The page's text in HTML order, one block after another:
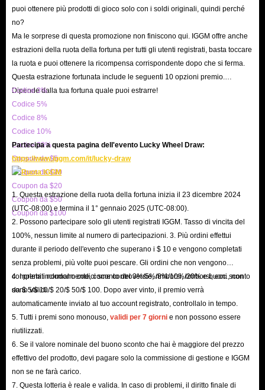
puoi ottenere più prodotti di gioco solo con i soldi originali, quindi perché
no?
Ma le sorprese di questa promozione non finiscono qui. IGGM offre anche
estrazioni della ruota della fortuna per tutti gli utenti registrati, basta toccare
la ruota e puoi ottenere la ricompensa corrispondente dopo che si ferma.
Questa estrazione fortunata include le seguenti 10 opzioni premio.
Dipende dalla tua fortuna quale puoi estrarre!
Codice 3%
Codice 5%
Codice 8%
Codice 10%
Codice 20%
Coupon da $5
Coupon da $10
Coupon da $20
Coupon da $50
Coupon da $100
Partecipa a questa pagina dell'evento Lucky Wheel Draw:
https://www.iggm.com/it/lucky-draw
1. Questa estrazione della ruota della fortuna inizia il 23 dicembre 2024
(UTC-08:00) e termina il 1° gennaio 2025 (UTC-08:00).
2. Possono partecipare solo gli utenti registrati IGGM. Tasso di vincita del
100%, nessun limite al numero di partecipazioni. 3. Più ordini effettui
durante il periodo dell'evento che superano i $ 10 e vengono completati
senza problemi, più volte puoi pescare. Gli ordini che non vengono
completati normalmente, come controversie, rimborsi, rimborsi, ecc., non
sono validi.
4. I premi includono codici sconto del 3%/5%/8%/10%/20% e buoni sconto
da $ 5/$ 10/$ 20/$ 50/$ 100. Dopo aver vinto, il premio verrà
automaticamente inviato al tuo account registrato, controllalo in tempo.
5. Tutti i premi sono monouso, validi per 7 giorni e non possono essere
riutilizzati.
6. Se il valore nominale del buono sconto che hai è maggiore del prezzo
effettivo del prodotto, devi pagare solo la commissione di gestione e IGGM
non se ne farà carico.
7. Questa lotteria è reale e valida. In caso di problemi, il diritto finale di